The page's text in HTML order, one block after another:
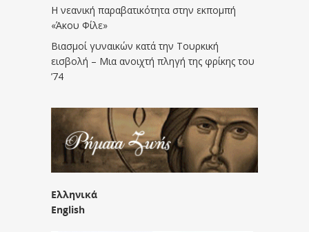
Η νεανική παραβατικότητα στην εκπομπή
«Άκου Φίλε»
Βιασμοί γυναικών κατά την Τουρκική
εισβολή – Μια ανοιχτή πληγή της φρίκης του
’74
Ελληνικά
English